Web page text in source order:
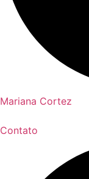
Mariana Cortez
Contato